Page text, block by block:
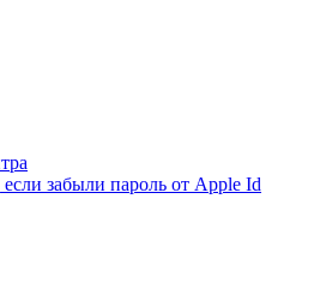
забыли пароль от Apple Id